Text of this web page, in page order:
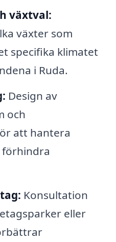
växtval:
växter som
specifika klimatet
i Ruda.
Design av
och
att hantera
Konsultation
eller